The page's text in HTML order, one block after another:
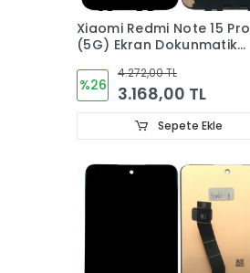
Xiaomi Redmi Note 15 Pro
(5G) Ekran Dokunmatik
%26
4.272,00 TL
3.168,00 TL
Sepete Ekle